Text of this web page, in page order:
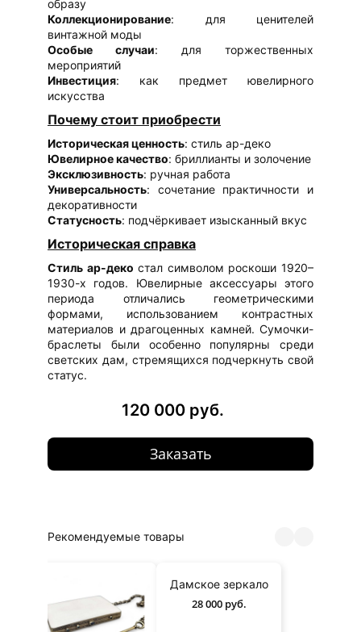
120 000 руб.
Заказать
образу
Коллекционирование: для ценителей
винтажной моды
Особые случаи: для торжественных
мероприятий
Инвестиция: как предмет ювелирного
искусства
Почему стоит приобрести
Историческая ценность: стиль ар-деко
Ювелирное качество: бриллианты и золочение
Эксклюзивность: ручная работа
Универсальность: сочетание практичности и
декоративности
Статусность: подчёркивает изысканный вкус
Историческая справка
Стиль ар-деко стал символом роскоши 1920–
1930-х годов. Ювелирные аксессуары этого
периода отличались геометрическими
формами, использованием контрастных
материалов и драгоценных камней. Сумочки-
браслеты были особенно популярны среди
светских дам, стремящихся подчеркнуть свой
статус.
Рекомендуемые товары
Дамское зеркало
28 000 руб.